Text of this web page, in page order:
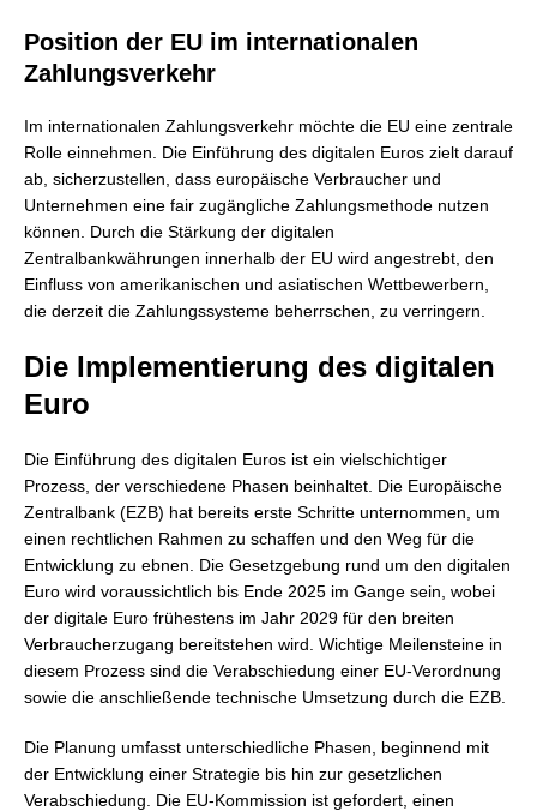
Position der EU im internationalen
Zahlungsverkehr
Im internationalen Zahlungsverkehr möchte die EU eine zentrale
Rolle einnehmen. Die Einführung des digitalen Euros zielt darauf
ab, sicherzustellen, dass europäische Verbraucher und
Unternehmen eine fair zugängliche Zahlungsmethode nutzen
können. Durch die Stärkung der digitalen
Zentralbankwährungen innerhalb der EU wird angestrebt, den
Einfluss von amerikanischen und asiatischen Wettbewerbern,
die derzeit die Zahlungssysteme beherrschen, zu verringern.
Die Implementierung des digitalen
Euro
Die Einführung des digitalen Euros ist ein vielschichtiger
Prozess, der verschiedene Phasen beinhaltet. Die Europäische
Zentralbank (EZB) hat bereits erste Schritte unternommen, um
einen rechtlichen Rahmen zu schaffen und den Weg für die
Entwicklung zu ebnen. Die Gesetzgebung rund um den digitalen
Euro wird voraussichtlich bis Ende 2025 im Gange sein, wobei
der digitale Euro frühestens im Jahr 2029 für den breiten
Verbraucherzugang bereitstehen wird. Wichtige Meilensteine in
diesem Prozess sind die Verabschiedung einer EU-Verordnung
sowie die anschließende technische Umsetzung durch die EZB.
Die Planung umfasst unterschiedliche Phasen, beginnend mit
der Entwicklung einer Strategie bis hin zur gesetzlichen
Verabschiedung. Die EU-Kommission ist gefordert, einen